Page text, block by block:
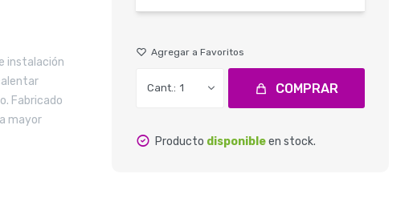
instalación
Fabricado
mayor
1 COMPRAR
Producto disponibleen stock.